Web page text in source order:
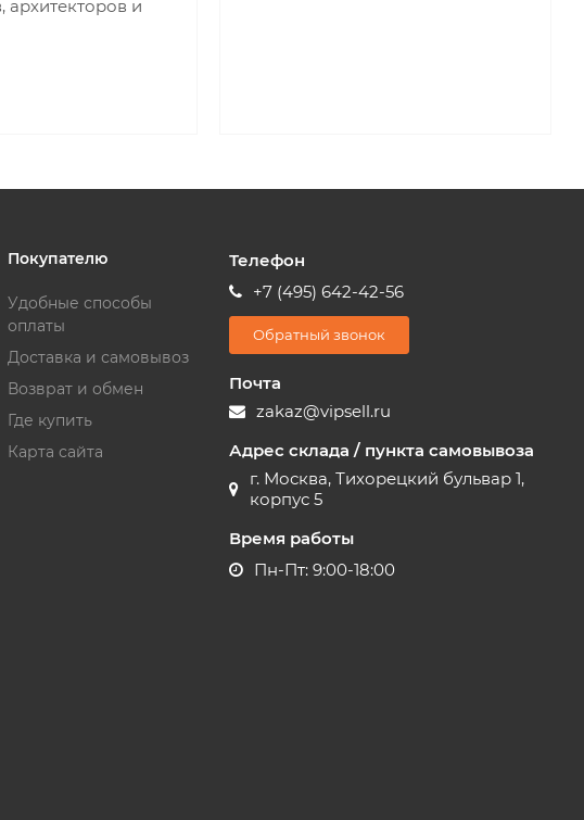
архитекторов и
Покупателю
Удобные способы
оплаты
Доставка и самовывоз
Возврат и обмен
Где купить
Карта сайта
Телефон
+7 (495) 642-42-56
Обратный звонок
Почта
zakaz@vipsell.ru
Адрес склада / пункта самовывоза
г. Москва, Тихорецкий бульвар 1,
корпус 5
Время работы
Пн-Пт: 9:00-18:00